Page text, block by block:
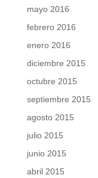
mayo 2016
febrero 2016
enero 2016
diciembre 2015
octubre 2015
septiembre 2015
agosto 2015
julio 2015
junio 2015
abril 2015